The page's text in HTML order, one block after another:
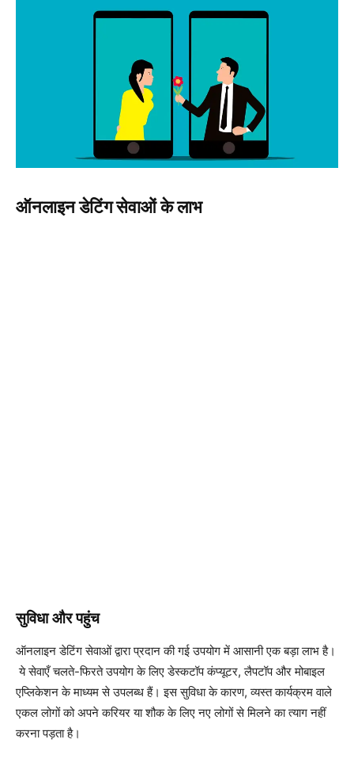
ऑनलाइन डेटिंग सेवाओं के लाभ
सुविधा और पहुंच
ऑनलाइन डेटिंग सेवाओं द्वारा प्रदान की गई उपयोग में आसानी एक बड़ा लाभ है।
ये सेवाएँ चलते-फिरते उपयोग के लिए डेस्कटॉप कंप्यूटर, लैपटॉप और मोबाइल
एप्लिकेशन के माध्यम से उपलब्ध हैं। इस सुविधा के कारण, व्यस्त कार्यक्रम वाले
एकल लोगों को अपने करियर या शौक के लिए नए लोगों से मिलने का त्याग नहीं
करना पड़ता है।